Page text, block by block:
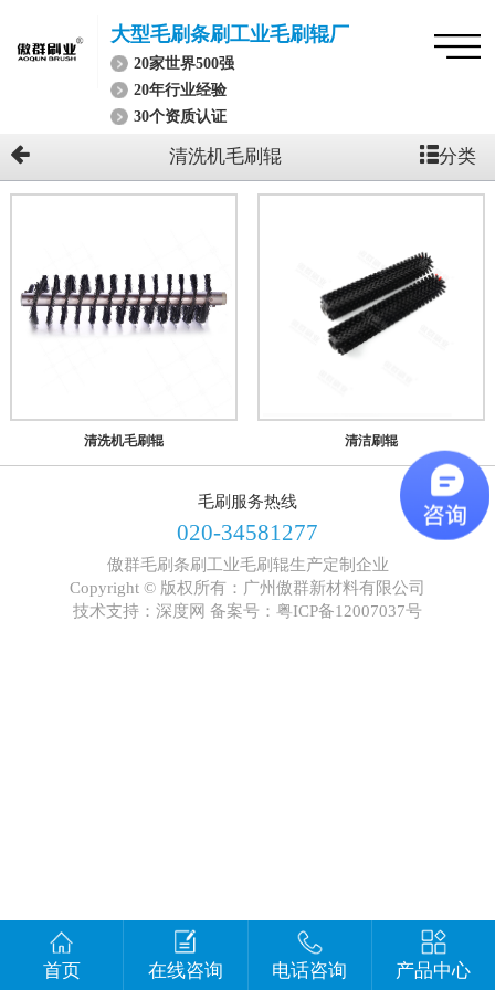
大型毛刷条刷工业毛刷辊厂
20家世界500强
20年行业经验
30个资质认证
清洗机毛刷辊 分类
清洗机毛刷辊 清洁刷辊
毛刷服务热线
020-34581277
傲群毛刷条刷工业毛刷辊生产定制企业
Copyright © 版权所有：广州傲群新材料有限公司
技术支持：深度网 备案号： 粤ICP备12007037号
首页 在线咨询 电话咨询 产品中心